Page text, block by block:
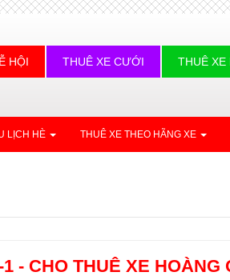
HỘI THUÊ XE CƯỚI THUÊ XE
LỊCH HÈ THUÊ XE THEO HÃNG XE
- CHO THUÊ XE HOÀNG